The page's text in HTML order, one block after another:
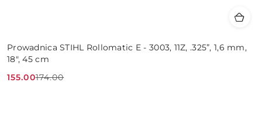
Prowadnica STIHL Rollomatic E - 3003, 11Z, .325”, 1,6 mm,
18", 45 cm
Cena
155.00
Cena
174.00